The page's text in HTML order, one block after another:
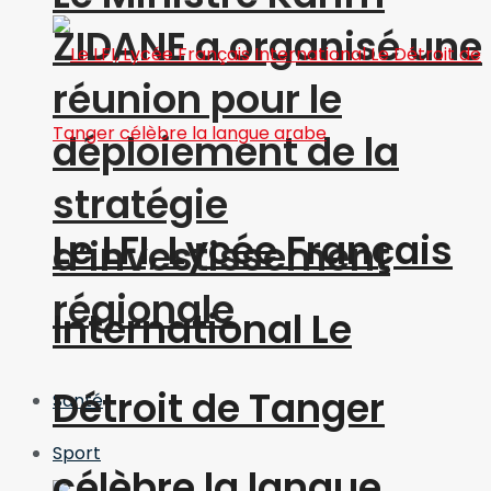
ZIDANE a organisé une
réunion pour le
déploiement de la
stratégie
d’investissement
régionale
Santé
Sport
Le LFI, Lycée Français
International Le
Détroit de Tanger